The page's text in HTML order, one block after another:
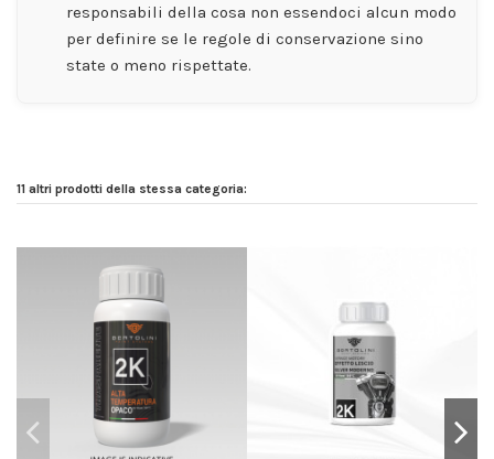
responsabili della cosa non essendoci alcun modo
per definire se le regole di conservazione sino
state o meno rispettate.
11 altri prodotti della stessa categoria: